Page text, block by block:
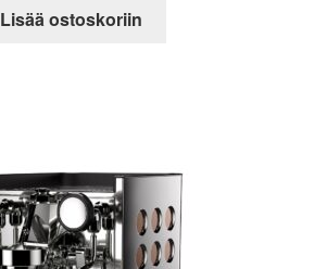
Lisää ostoskoriin